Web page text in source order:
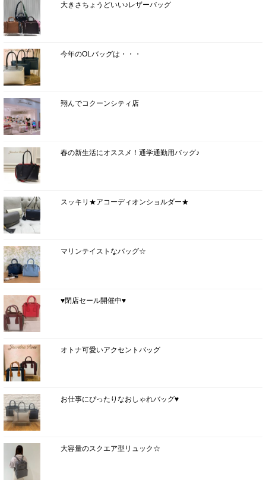
大きさちょうどいい♪レザーバッグ
今年のOLバッグは・・・
翔んでコクーンシティ店
春の新生活にオススメ！通学通勤用バッグ♪
スッキリ★アコーディオンショルダー★
マリンテイストなバッグ☆
♥閉店セール開催中♥
オトナ可愛いアクセントバッグ
お仕事にぴったりなおしゃれバッグ♥
大容量のスクエア型リュック☆